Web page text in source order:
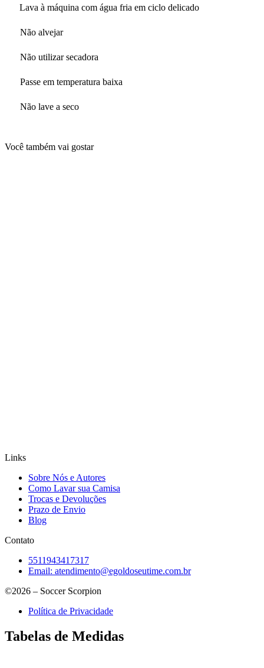
Lava à máquina com água fria em ciclo delicado
Não alvejar
Não utilizar secadora
Passe em temperatura baixa
Não lave a seco
Você também vai gostar
Links
Sobre Nós e Autores
Como Lavar sua Camisa
Trocas e Devoluções
Prazo de Envio
Blog
Contato
5511943417317
Email: atendimento@egoldoseutime.com.br
©2026 – Soccer Scorpion
Política de Privacidade
Tabelas de Medidas